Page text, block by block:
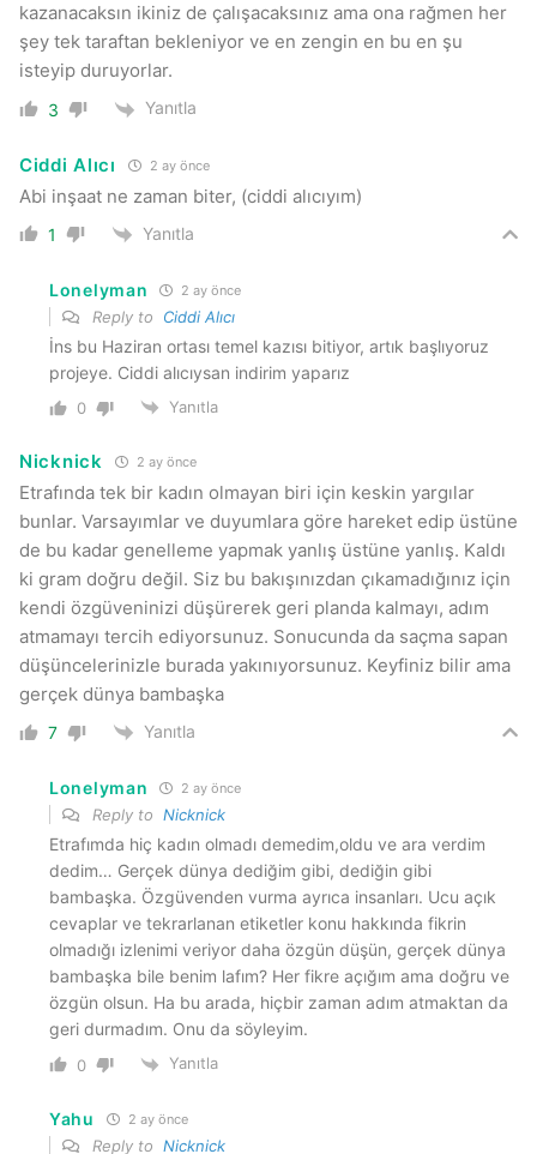
kazanacaksın ikiniz de çalışacaksınız ama ona rağmen her
şey tek taraftan bekleniyor ve en zengin en bu en şu
isteyip duruyorlar.
3 Yanıtla
Ciddi Alıcı 2 ay önce
Abi inşaat ne zaman biter, (ciddi alıcıyım)
1 Yanıtla
Lonelyman 2 ay önce
Reply to Ciddi Alıcı
İns bu Haziran ortası temel kazısı bitiyor, artık başlıyoruz
projeye. Ciddi alıcıysan indirim yaparız
0 Yanıtla
Nicknick 2 ay önce
Etrafında tek bir kadın olmayan biri için keskin yargılar
bunlar. Varsayımlar ve duyumlara göre hareket edip üstüne
de bu kadar genelleme yapmak yanlış üstüne yanlış. Kaldı
ki gram doğru değil. Siz bu bakışınızdan çıkamadığınız için
kendi özgüveninizi düşürerek geri planda kalmayı, adım
atmamayı tercih ediyorsunuz. Sonucunda da saçma sapan
düşüncelerinizle burada yakınıyorsunuz. Keyfiniz bilir ama
gerçek dünya bambaşka
7 Yanıtla
Lonelyman 2 ay önce
Reply to Nicknick
Etrafımda hiç kadın olmadı demedim,oldu ve ara verdim
dedim… Gerçek dünya dediğim gibi, dediğin gibi
bambaşka. Özgüvenden vurma ayrıca insanları. Ucu açık
cevaplar ve tekrarlanan etiketler konu hakkında fikrin
olmadığı izlenimi veriyor daha özgün düşün, gerçek dünya
bambaşka bile benim lafım? Her fikre açığım ama doğru ve
özgün olsun. Ha bu arada, hiçbir zaman adım atmaktan da
geri durmadım. Onu da söyleyim.
0 Yanıtla
Yahu 2 ay önce
Reply to Nicknick